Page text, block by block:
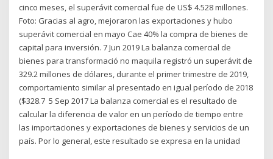
cinco meses, el superávit comercial fue de US$ 4.528 millones.
Foto: Gracias al agro, mejoraron las exportaciones y hubo
superávit comercial en mayo Cae 40% la compra de bienes de
capital para inversión. 7 Jun 2019 La balanza comercial de
bienes para transformació no maquila registró un superávit de
329.2 millones de dólares, durante el primer trimestre de 2019,
comportamiento similar al presentado en igual período de 2018
($328.7 5 Sep 2017 La balanza comercial es el resultado de
calcular la diferencia de valor en un período de tiempo entre
las importaciones y exportaciones de bienes y servicios de un
país. Por lo general, este resultado se expresa en la unidad